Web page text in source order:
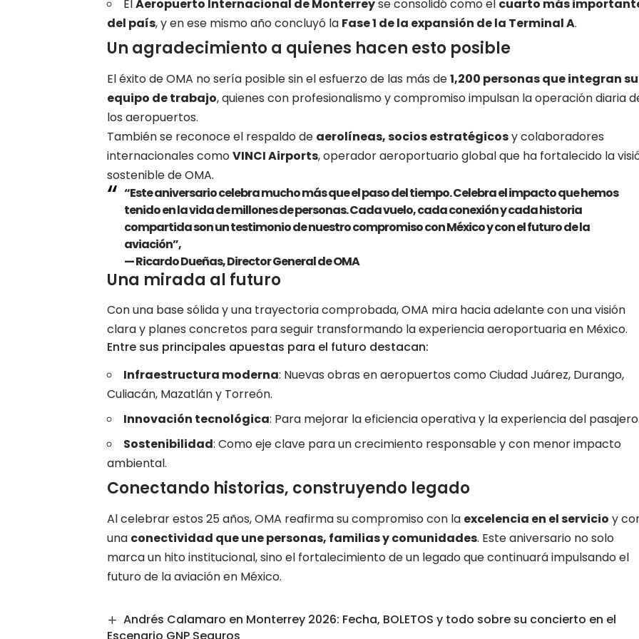
ElAeropuerto Internacional de Monterreyse consolidó como el cuarto más
del país, y en ese mismo año concluyó la Fase 1 de la expansión de la Terminal A.
Un agradecimiento a quienes hacen esto posible
El éxito de OMA no sería posible sin el esfuerzo de las más de1,200 personas que integran su
equipo de trabajo, quienes con profesionalismo y compromiso impulsan la operación diaria
los aeropuertos.
También se reconoce el respaldo de aerolíneas, socios estratégicosy colaboradores
internacionales comoVINCI Airports, operador aeroportuario global que ha fortalecido la
sostenible de OMA.
“Este aniversario celebra mucho más que el paso del tiempo. Celebra el impacto que hemos
tenido en la vida de millones de personas. Cada vuelo, cada conexión y cada historia
compartida son un testimonio de nuestro compromiso con México y con el futuro de la
aviación”,
—Ricardo Dueñas, Director General de OMA
Una mirada al futuro
Con una base sólida y una trayectoria comprobada, OMA mira hacia adelante con una visión
clara y planes concretos para seguir transformando la experiencia aeroportuaria en México.
Entre sus principales apuestas para el futuro destacan:
Infraestructura moderna: Nuevas obras en aeropuertos como Ciudad Juárez, Durango,
Culiacán, Mazatlán y Torreón.
Innovación tecnológica: Para mejorar la eficiencia operativa y la experiencia del pasajero.
Sostenibilidad: Como eje clave para un crecimiento responsable y con menor impacto
ambiental.
Conectando historias, construyendo legado
Al celebrar estos 25 años, OMA reafirma su compromiso con la excelencia en el servicio y
una conectividad que une personas, familias y comunidades. Este aniversario no solo
marca un hito institucional, sino el fortalecimiento de un legado que continuará impulsando el
futuro de la aviación en México.
Andrés Calamaro en Monterrey 2026: Fecha, BOLETOS y todo sobre su concierto en el
Escenario GNP Seguros